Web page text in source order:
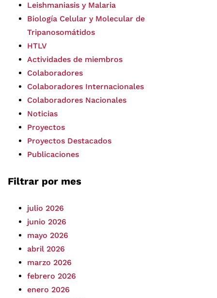
Leishmaniasis y Malaria
Biología Celular y Molecular de
Tripanosomátidos
HTLV
Actividades de miembros
Colaboradores
Colaboradores Internacionales
Colaboradores Nacionales
Noticias
Proyectos
Proyectos Destacados
Publicaciones
Filtrar por mes
julio 2026
junio 2026
mayo 2026
abril 2026
marzo 2026
febrero 2026
enero 2026